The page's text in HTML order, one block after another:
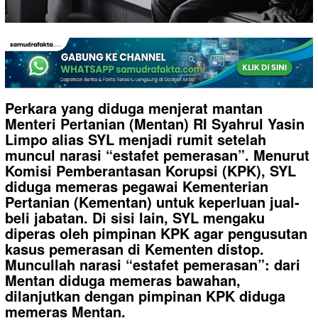
Perkara yang diduga menjerat mantan
Menteri Pertanian (Mentan) RI Syahrul Yasin
Limpo alias SYL menjadi rumit setelah
muncul narasi “estafet pemerasan”. Menurut
Komisi Pemberantasan Korupsi (KPK), SYL
diduga memeras pegawai Kementerian
Pertanian (Kementan) untuk keperluan jual-
beli jabatan. Di sisi lain, SYL mengaku
diperas oleh pimpinan KPK agar pengusutan
kasus pemerasan di Kementen distop.
Muncullah narasi “estafet pemerasan”: dari
Mentan diduga memeras bawahan,
dilanjutkan dengan pimpinan KPK diduga
memeras Mentan.